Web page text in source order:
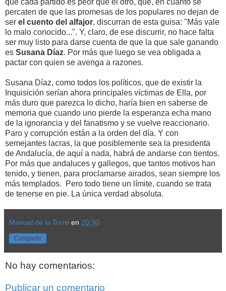
que cada partido es peor que el otro, que, en cuanto se
percaten de que las promesas de los populares no dejan de
ser el cuento del alfajor, discurran de esta guisa: "Más vale
lo malo conocido...". Y, claro, de ese discurrir, no hace falta
ser muy listo para darse cuenta de que la que sale ganando
es Susana Díaz. Por más que luego se vea obligada a
pactar con quien se avenga a razones.
Susana Díaz, como todos los políticos, que de existir la
Inquisición serían ahora principales víctimas de Ella, por
más duro que parezca lo dicho, haría bien en saberse de
memoria que cuando uno pierde la esperanza echa mano
de la ignorancia y del fanatismo y se vuelve reaccionario.
Paro y corrupción están a la orden del día. Y con
semejantes lacras, la que posiblemente sea la presidenta
de Andalucía, de aquí a nada, habrá de andarse con tientos.
Por más que andaluces y gallegos, que tantos motivos han
tenido, y tienen, para proclamarse airados, sean siempre los
más templados. Pero todo tiene un límite, cuando se trata
de tenerse en pie. La única verdad absoluta.
Manuel de la Torre en 20:30
Compartir
No hay comentarios:
Publicar un comentario